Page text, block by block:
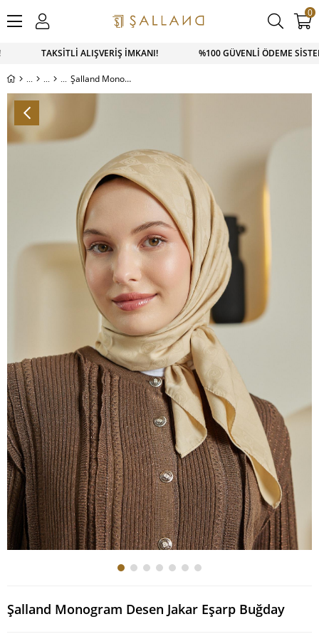
SİPARİŞ 0543 900 41 41 1500 TL ÜZERİ KARGO
0
Şalland Monogram Desen Jakar Eşarp Buğday
Şalland Monogram Desen Jakar Eşarp Buğday